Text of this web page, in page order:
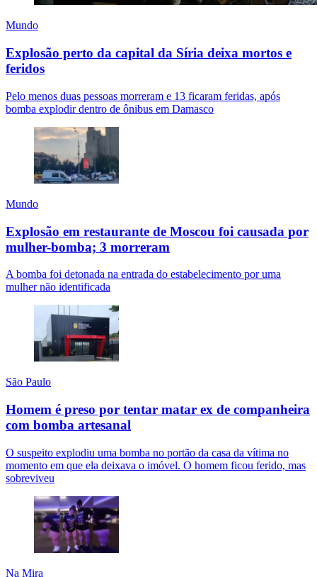
Mundo
Explosão perto da capital da Síria deixa mortos e
feridos
Pelo menos duas pessoas morreram e 13 ficaram feridas, após
bomba explodir dentro de ônibus em Damasco
Mundo
Explosão em restaurante de Moscou foi causada por
mulher-bomba; 3 morreram
A bomba foi detonada na entrada do estabelecimento por uma
mulher não identificada
São Paulo
Homem é preso por tentar matar ex de companheira
com bomba artesanal
O suspeito explodiu uma bomba no portão da casa da vítima no
momento em que ela deixava o imóvel. O homem ficou ferido, mas
sobreviveu
Na Mira